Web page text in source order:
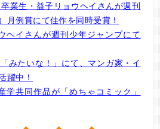
業生・益子リョウヘイさんが週刊
月例賞にて佳作を同時受賞！
ヘイさんが週刊少年ジャンプにて
みたいな！」にて、マンガ家・イ
躍中！
学共同作品が「めちゃコミック」